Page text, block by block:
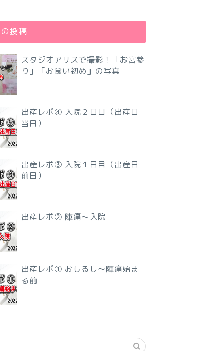
投稿
スタジオアリスで撮影！「お宮参
り」「お食い初め」の写真
出産レポ④ 入院２日目（出産日
当日）
出産レポ③ 入院１日目（出産日
前日）
出産レポ② 陣痛〜入院
出産レポ① おしるし〜陣痛始ま
る前